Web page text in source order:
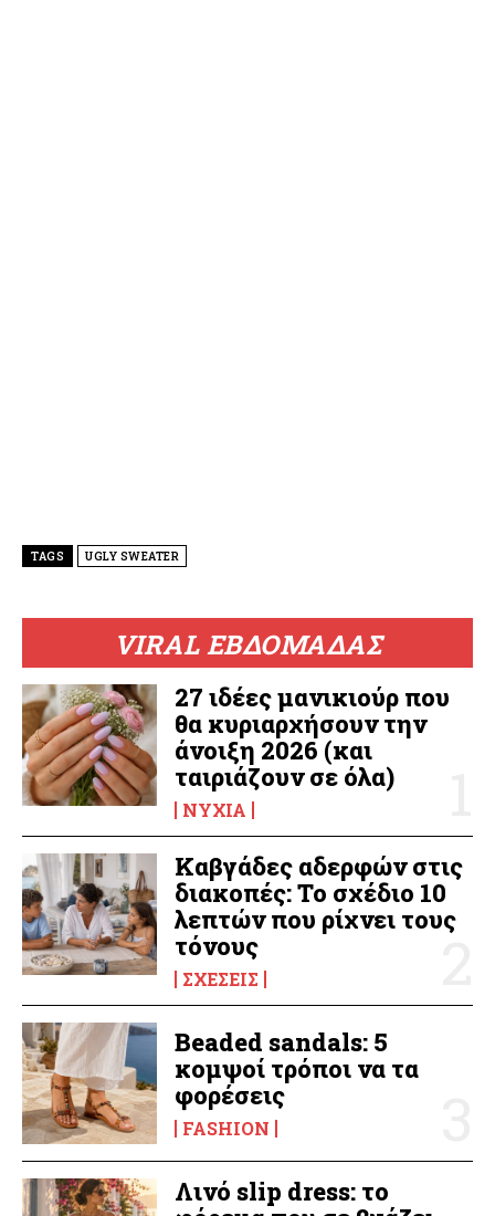
VIRAL ΕΒΔΟΜΑΔΑΣ
27 ιδέες μανικιούρ που
θα κυριαρχήσουν την
άνοιξη 2026 (και
ταιριάζουν σε όλα)
ΝΎΧΙΑ
Καβγάδες αδερφών στις
διακοπές: Το σχέδιο 10
λεπτών που ρίχνει τους
τόνους
ΣΧΈΣΕΙΣ
Beaded sandals: 5
κομψοί τρόποι να τα
φορέσεις
FASHION
Λινό slip dress: το
TAGS UGLY SWEATER